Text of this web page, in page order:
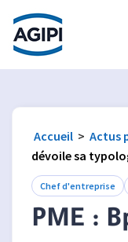
Accès au menu
Accès au contenu
Accueil > Actus
dévoile sa
Chef d'entreprise
PME :